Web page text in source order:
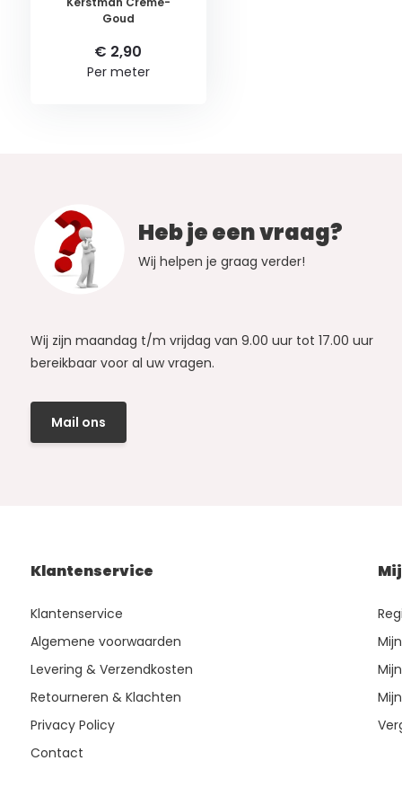
Goud
€ 2,90
Per meter
Heb je een vraag?
Wij helpen je graag verder!
Wij zijn maandag t/m vrijdag van 9.00 uur tot 17.00 uur
bereikbaar voor al uw vragen.
Mail ons
Klantenservice
Klantenservice
Algemene voorwaarden
Levering & Verzendkosten
Retourneren & Klachten
Privacy Policy
Contact